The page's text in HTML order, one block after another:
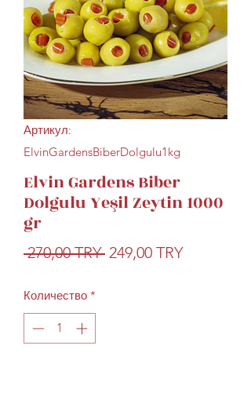
Артикул:
ElvinGardensBiberDolgulu1kg
Elvin Gardens Biber
Dolgulu Yeşil Zeytin 1000
gr
270,00 TRY Обычная
249,00 TRYСпеццена
Количество *